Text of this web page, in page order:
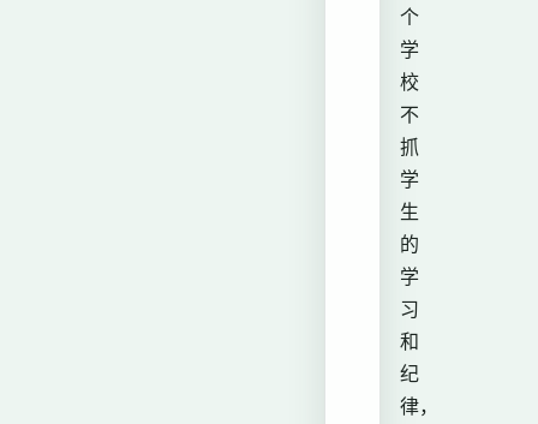
个
学
校
不
抓
学
生
的
学
习
和
纪
律，